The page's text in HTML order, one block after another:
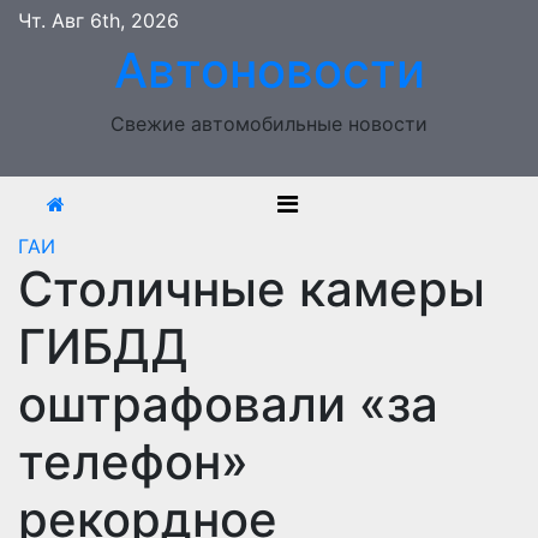
Перейти
содержимому
Чт. Авг 6th, 2026
Автоновости
Свежие автомобильные новости
ГАИ
Столичные камеры
ГИБДД
оштрафовали «за
телефон»
рекордное